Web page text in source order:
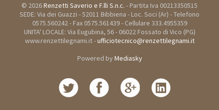
© 2026Renzetti Saverio e F.lli S.n.c. - Partita Iva 00213350515
SEDE: Via dei Guazzi - 52011 Bibbiena - Loc. Soci (Ar) - Telefono
0575.560242 - Fax 0575.561439 - Cellulare 333.4955359
UNITA' LOCALE: Via Eugubina, 56 - 06022 Fossato di Vico (PG)
www.renzettilegnami.it -ufficiotecnico@renzettilegnami.it
Powered byMediasky